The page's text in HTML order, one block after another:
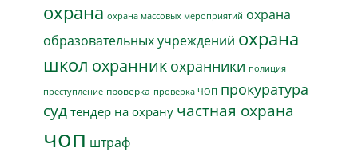
охрана охрана массовых мероприятий охрана
образовательных учреждений охрана
школ охранник охранники полиция
преступление проверка проверка ЧОП прокуратура
суд тендер на охрану частная охрана
чоп штраф